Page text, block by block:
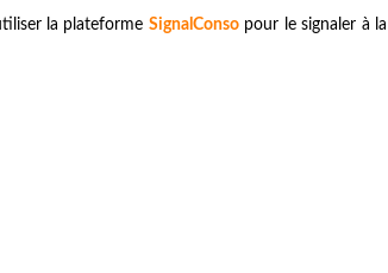
la plateforme SignalConsopour le signaler à la